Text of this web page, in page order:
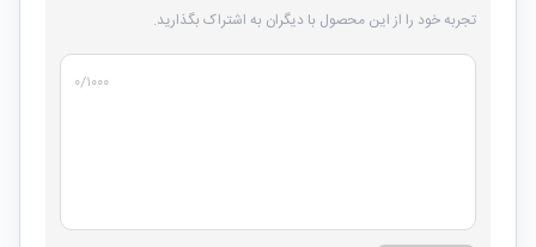
تجربه خود را از این محصول با دیگران به اشتراک بگذارید.
۰/۱۰۰۰